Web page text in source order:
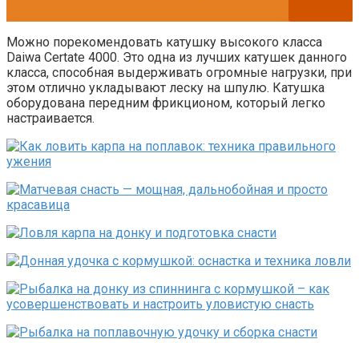
Можно порекомендовать катушку высокого класса
Daiwa Certate 4000. Это одна из лучших катушек данного
класса, способная выдерживать огромные нагрузки, при
этом отлично укладывают леску на шпулю. Катушка
оборудована передним фрикционом, который легко
настраивается.